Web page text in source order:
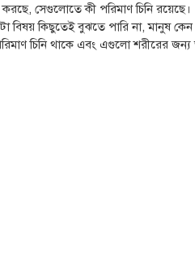
সেগুলোতে কী পরিমাণ চিনি রয়েছে।
বিষয় কিছুতেই বুঝতে পারি না, মানুষ
চিনি থাকে এবং এগুলো শরীরের জন্য